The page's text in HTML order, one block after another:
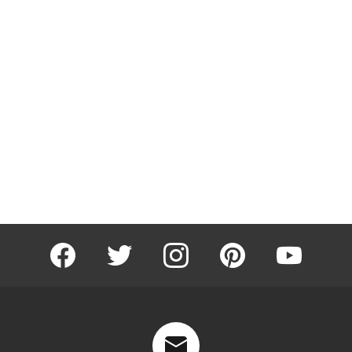
facebook twitter instagram pinterest youtube